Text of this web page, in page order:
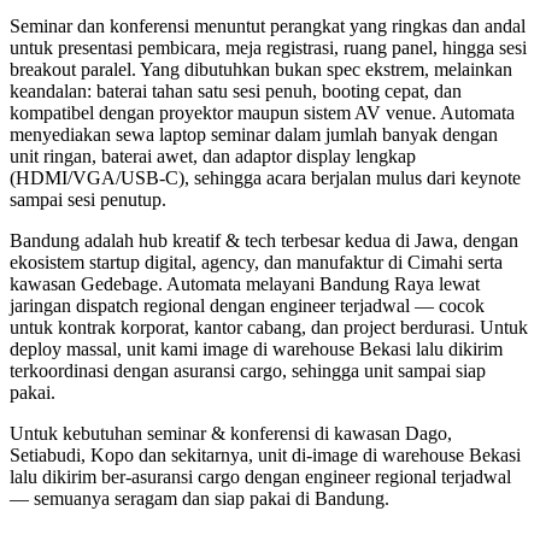
Seminar dan konferensi menuntut perangkat yang ringkas dan andal
untuk presentasi pembicara, meja registrasi, ruang panel, hingga sesi
breakout paralel. Yang dibutuhkan bukan spec ekstrem, melainkan
keandalan: baterai tahan satu sesi penuh, booting cepat, dan
kompatibel dengan proyektor maupun sistem AV venue. Automata
menyediakan sewa laptop seminar dalam jumlah banyak dengan
unit ringan, baterai awet, dan adaptor display lengkap
(HDMI/VGA/USB-C), sehingga acara berjalan mulus dari keynote
sampai sesi penutup.
Bandung adalah hub kreatif & tech terbesar kedua di Jawa, dengan
ekosistem startup digital, agency, dan manufaktur di Cimahi serta
kawasan Gedebage. Automata melayani Bandung Raya lewat
jaringan dispatch regional dengan engineer terjadwal — cocok
untuk kontrak korporat, kantor cabang, dan project berdurasi. Untuk
deploy massal, unit kami image di warehouse Bekasi lalu dikirim
terkoordinasi dengan asuransi cargo, sehingga unit sampai siap
pakai.
Untuk kebutuhan seminar & konferensi di kawasan Dago,
Setiabudi, Kopo dan sekitarnya, unit di-image di warehouse Bekasi
lalu dikirim ber-asuransi cargo dengan engineer regional terjadwal
— semuanya seragam dan siap pakai di Bandung.